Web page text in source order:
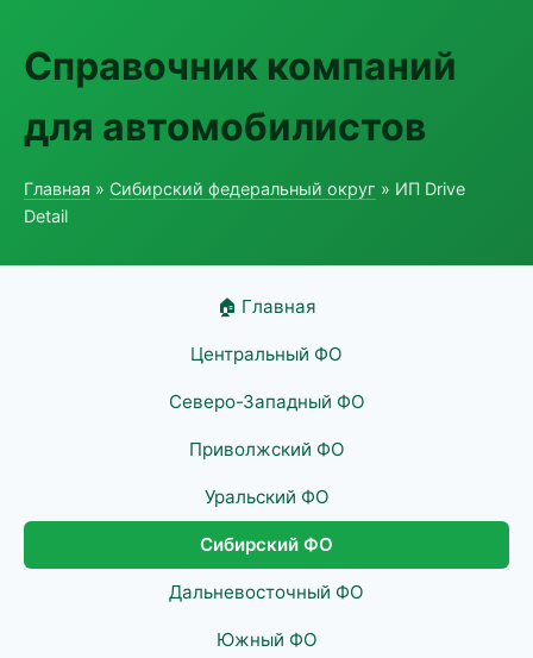
Справочник компаний
для автомобилистов
Главная » Сибирский федеральный округ » ИП Drive
Detail
🏠 Главная
Центральный ФО
Северо-Западный ФО
Приволжский ФО
Уральский ФО
Сибирский ФО
Дальневосточный ФО
Южный ФО